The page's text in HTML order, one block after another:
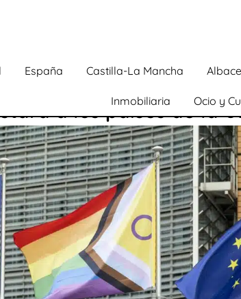
España Castilla-La Mancha
Inmobiliaria Ocio y
a los países de la